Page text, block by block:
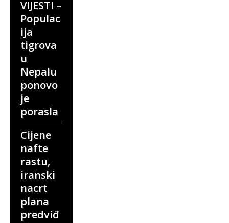
VIJESTI –
Populac
ija
tigrova
u
Nepalu
ponovo
je
porasla
Cijene
nafte
rastu,
iranski
nacrt
plana
predviđ